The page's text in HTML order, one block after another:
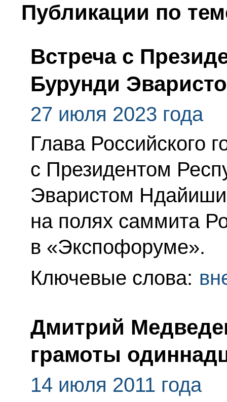
Публикации по
Встреча с
Бурунди
27 июля 2023 года
Глава Российского
с Президентом
Эваристом
на полях саммита
в «Экспофоруме».
Ключевые слова:
Дмитрий
грамоты
14 июля 2011 года